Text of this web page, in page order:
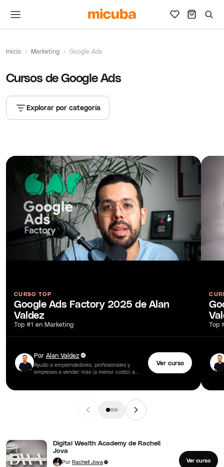
Inicio › Marketing › Google Ads
Cursos de Google Ads
Explorar por categoría
CURSO TOP
Google Ads Factory 2025 de Alan
Valdez
Top #1 en Marketing
Por Alan Valdez
Ayudo a emprendedores, profesionales y
empresas a vender más (a menor costo) a
Ver curso
Top
Digital Wealth Academy de Rachell
Jova
Por Rachell Jova
Ver curso